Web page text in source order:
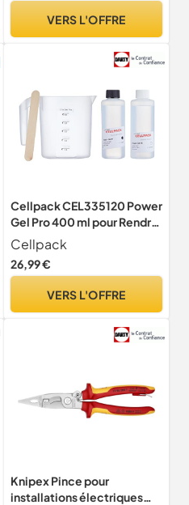
VERS L'OFFRE
Cellpack CEL335120 Power
Gel Pro 400 ml pour Rendre
étanche Une Installation
électrique, Blanc
Cellpack
26,99 €
VERS L'OFFRE
Knipex Pince pour
installations électriques